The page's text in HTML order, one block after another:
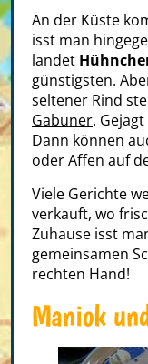
An der Küste
isst man
landet
günstigsten.
seltener Rind
Gabuner.
Dann können
oder Affen auf
Viele Gerichte
verkauft, wo
Zuhause isst
gemeinsamen
rechten Hand!
Maniok